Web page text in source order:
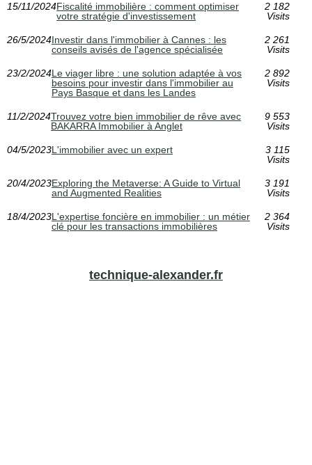
15/11/2024Fiscalité immobilière : comment optimiser
votre stratégie d'investissement
2 182
Visits
26/5/2024Investir dans l'immobilier à Cannes : les
conseils avisés de l'agence spécialisée
2 261
Visits
23/2/2024Le viager libre : une solution adaptée à vos
besoins pour investir dans l'immobilier au
Pays Basque et dans les Landes
2 892
Visits
11/2/2024Trouvez votre bien immobilier de rêve avec
BAKARRA Immobilier à Anglet
9 553
Visits
04/5/2023L'immobilier avec un expert
3 115
Visits
20/4/2023Exploring the Metaverse: A Guide to Virtual
and Augmented Realities
3 191
Visits
18/4/2023L'expertise foncière en immobilier : un métier
clé pour les transactions immobilières
2 364
Visits
technique-alexander.fr